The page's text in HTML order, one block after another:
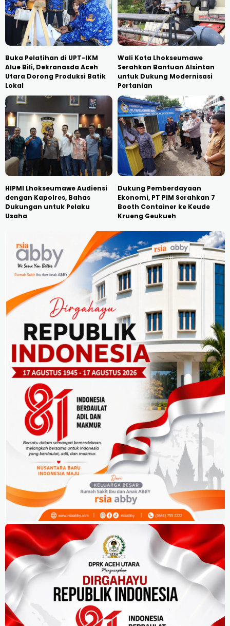
Buka Pelatihan di UPT-IKM
Alue Bili, Dekranasda Aceh
Utara Dorong Produksi Batik
Lokal
Wali Kota Lhokseumawe
Serahkan Bantuan Alsintan
untuk Dukung Modernisasi
Pertanian
HIPMI Lhokseumawe Audiensi
dengan Kapolres, Bahas
Dukungan untuk Pelaku
Usaha
Dukung Pemberdayaan
Ekonomi, PT PIM Serahkan 7
Booth Container ke Keude
Krueng Geukueh